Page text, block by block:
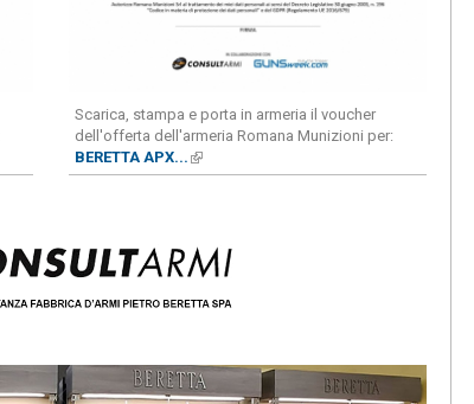
Scarica, stampa e porta in armeria il voucher
dell'offerta dell'armeria Romana Munizioni per:
BERETTA APX... (link is external)